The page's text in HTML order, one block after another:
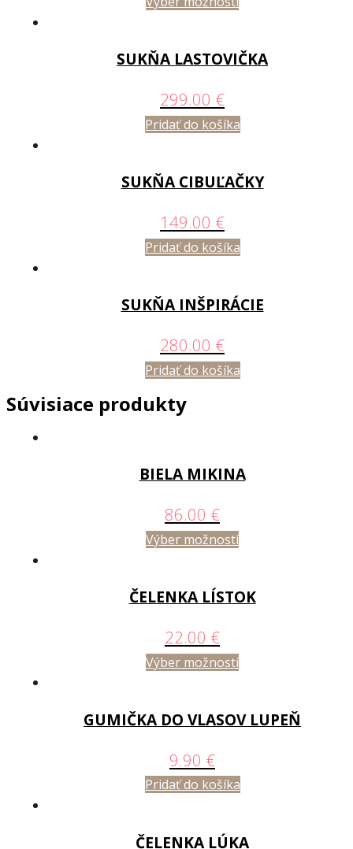
SUKŇA LASTOVIČKA
299.00 €
Pridať do košíka
SUKŇA CIBUĽAČKY
149.00 €
Pridať do košíka
SUKŇA INŠPIRÁCIE
280.00 €
Pridať do košíka
Súvisiace produkty
BIELA MIKINA
86.00 €
Výber možností
ČELENKA LÍSTOK
22.00 €
Výber možností
GUMIČKA DO VLASOV LUPEŇ
9.90 €
Pridať do košíka
ČELENKA LÚKA